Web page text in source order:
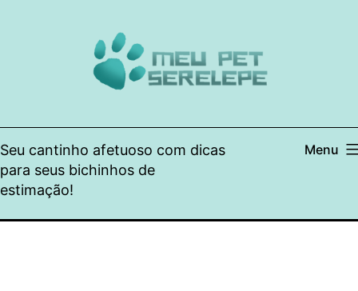
Seu cantinho afetuoso com dicas
para seus bichinhos de
estimação!
Menu